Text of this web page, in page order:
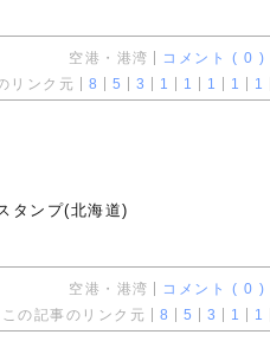
空港・港湾 コメント ( 0 )
リンク元
8 5 3 1 1 1 1 1
タンプ(北海道)
空港・港湾 コメント ( 0 )
この記事のリンク元
8 5 3 1 1